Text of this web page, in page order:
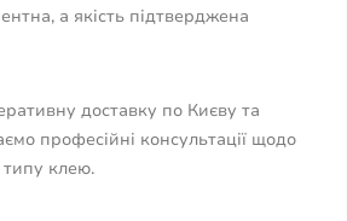
а якість підтверджена
доставку по Києву та
професійні консультації щодо
типу клею.